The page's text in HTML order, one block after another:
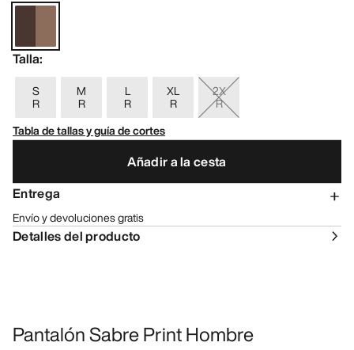
Talla:
S
R
M
R
L
R
XL
R
2X
R
Tabla de tallas y guía de cortes
Añadir a la cesta
Entrega
Envío y devoluciones gratis
Detalles del producto
Pantalón Sabre Print Hombre